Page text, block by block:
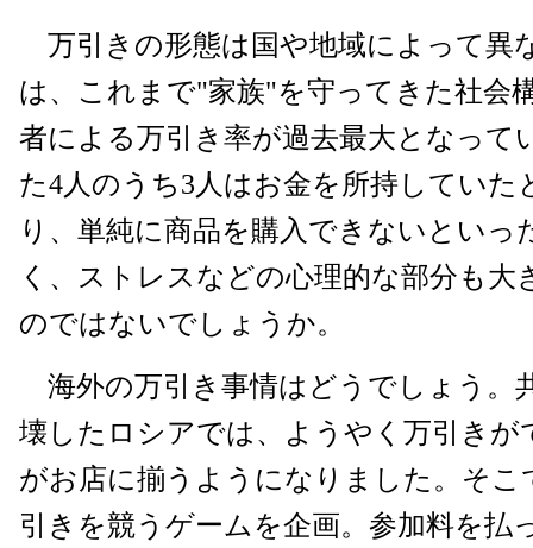
万引きの形態は国や地域によって異
は、これまで"家族"を守ってきた社会
者による万引き率が過去最大となって
た4人のうち3人はお金を所持していた
り、単純に商品を購入できないといっ
く、ストレスなどの心理的な部分も大
のではないでしょうか。
海外の万引き事情はどうでしょう。
壊したロシアでは、ようやく万引きが
がお店に揃うようになりました。そこ
引きを競うゲームを企画。参加料を払